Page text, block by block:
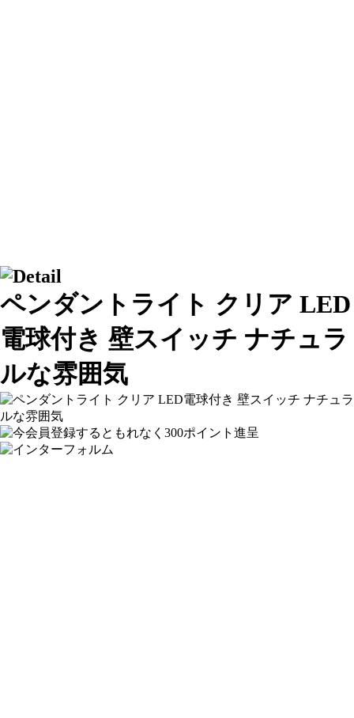
ペンダントライト クリア LED
電球付き 壁スイッチ ナチュラ
ルな雰囲気